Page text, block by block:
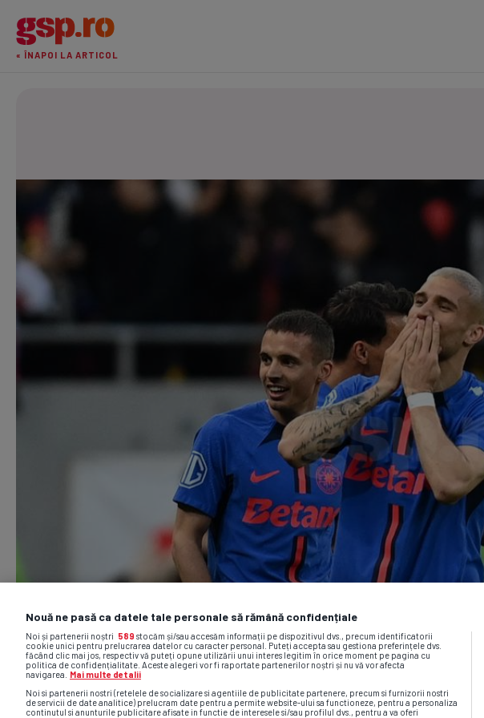
« ÎNAPOI LA ARTICOL
Nouă ne pasă ca datele tale personale să rămână confidențiale
Noi și partenerii noștri 589 stocăm și/sau accesăm informații pe dispozitivul dvs., precum identificatorii
cookie unici pentru prelucrarea datelor cu caracter personal. Puteți accepta sau gestiona preferințele dvs.
făcând clic mai jos, respectiv vă puteți opune utilizării unui interes legitim în orice moment pe pagina cu
politica de confidențialitate. Aceste alegeri vor fi raportate partenerilor noștri și nu vă vor afecta
navigarea.
Mai multe detalii
Noi si partenerii nostri (retelele de socializare si agentiile de publicitate partenere, precum si furnizorii nostri
de servicii de date analitice) prelucram date pentru a permite website-ului sa functioneze, pentru a personaliza
continutul si anunturile publicitare afisate in functie de interesele si/sau profilul dvs., pentru a va oferi